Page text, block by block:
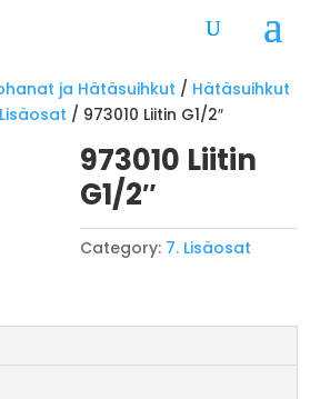
ja Hätäsuihkut / Hätäsuihkut
/ 973010 Liitin G1/2″
973010 Liitin
G1/2″
Category: 7. Lisäosat